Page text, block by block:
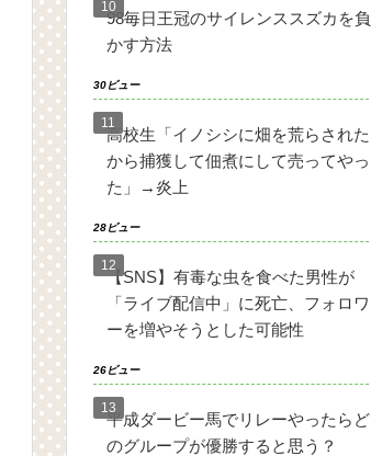
98毎日王冠のサイレンススズカを負
かす方法
30ビュー
高校生「イノシシに畑を荒らされた
から捕獲して佃煮にして売ってやっ
た」→炎上
28ビュー
【SNS】有毒な虫を食べた男性が
「ライブ配信中」に死亡、フォロワ
ーを増やそうとした可能性
26ビュー
平成ダービー馬でリレーやったらど
のグループが優勝すると思う？